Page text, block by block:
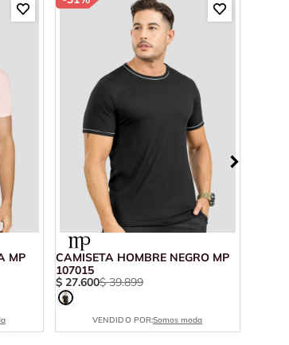
MP
CAMISETA HOMBRE NEGRO MP
107015
$ 27.600$ 39.899
VENDIDO POR:Somos moda